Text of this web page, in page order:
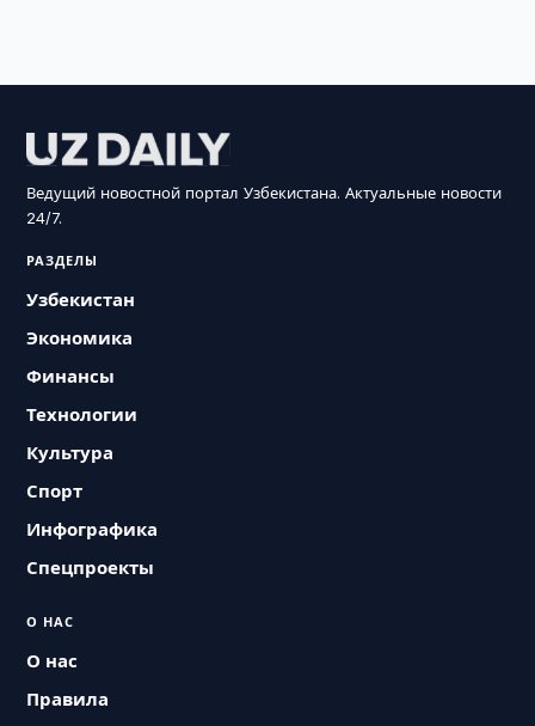
Ведущий новостной портал Узбекистана. Актуальные новости
24/7.
РАЗДЕЛЫ
Узбекистан
Экономика
Финансы
Технологии
Культура
Спорт
Инфографика
Спецпроекты
О НАС
О нас
Правила